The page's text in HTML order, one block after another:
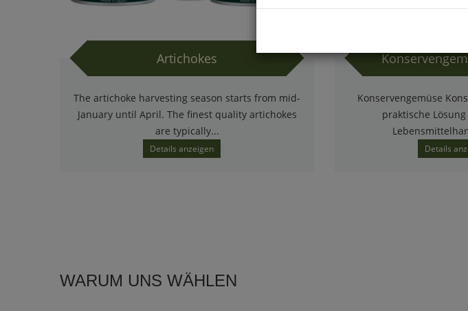
Artichokes
The artichoke harvesting season starts from mid-
January until April. The finest quality artichokes
are typically...
Details anzeigen
Konservengemüse
praktische
Details
WARUM UNS WÄHLEN